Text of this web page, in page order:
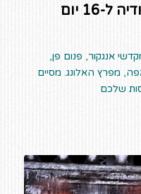
16 יום
16 יום כולל מקדשי אנגקור, פנום פן,
מפרץ האלונג. מסיים
שלכם